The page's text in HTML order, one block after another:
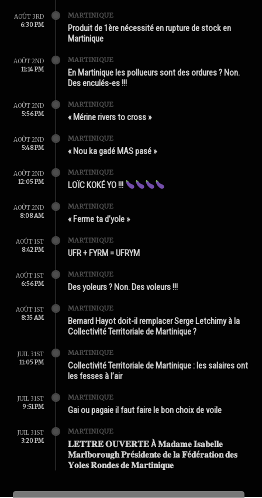
AOÛT 3RD
6:30 PM
MARTINIQUE
Produit de 1ère nécessité en rupture de stock en
Martinique
AOÛT 2ND
11:14 PM
MARTINIQUE
En Martinique les pollueurs sont des ordures ? Non.
Des enculés-es !!!
AOÛT 2ND
5:56 PM
MARTINIQUE
« Mérine rivers to cross »
AOÛT 2ND
5:48 PM
MARTINIQUE
« Nou ka gadé MAS pasé »
AOÛT 2ND
12:05 PM
MARTINIQUE
LOÏC KOKÉ YO !!!
AOÛT 2ND
8:08 AM
MARTINIQUE
« Ferme ta d’yole »
AOÛT 1ST
8:42 PM
MARTINIQUE
UFR + FYRM = UFRYM
AOÛT 1ST
6:56 PM
MARTINIQUE
Des yoleurs ? Non. Des voleurs !!!
AOÛT 1ST
8:35 AM
MARTINIQUE
Bernard Hayot doit-il remplacer Serge Letchimy à la
Collectivité Territoriale de Martinique ?
JUIL 31ST
11:05 PM
MARTINIQUE
Collectivité Territoriale de Martinique : les salaires ont
les fesses à l’air
JUIL 31ST
9:51 PM
MARTINIQUE
Gai ou pagaie il faut faire le bon choix de voile
JUIL 31ST
3:20 PM
MARTINIQUE
𝐋𝐄𝐓𝐓𝐑𝐄 𝐎𝐔𝐕𝐄𝐑𝐓𝐄 À 𝐌𝐚𝐝𝐚𝐦𝐞 𝐈𝐬𝐚𝐛𝐞𝐥𝐥𝐞
𝐌𝐚𝐫𝐥𝐛𝐨𝐫𝐨𝐮𝐠𝐡 𝐏𝐫é𝐬𝐢𝐝𝐞𝐧𝐭𝐞 𝐝𝐞 𝐥𝐚 𝐅é𝐝é𝐫𝐚𝐭𝐢𝐨𝐧 𝐝𝐞𝐬
𝐘𝐨𝐥𝐞𝐬 𝐑𝐨𝐧𝐝𝐞𝐬 𝐝𝐞 𝐌𝐚𝐫𝐭𝐢𝐧𝐢𝐪𝐮𝐞